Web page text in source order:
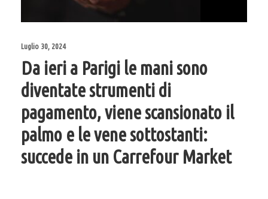
Luglio 30, 2024
Da ieri a Parigi le mani sono
diventate strumenti di
pagamento, viene scansionato il
palmo e le vene sottostanti:
succede in un Carrefour Market